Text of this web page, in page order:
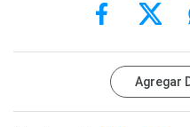
Agregar